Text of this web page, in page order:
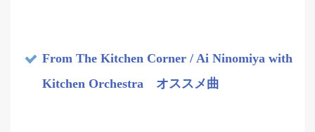
From The Kitchen Corner / Ai Ninomiya with
Kitchen Orchestra オススメ曲